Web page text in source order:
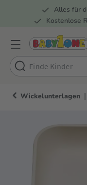
Zur Alles für
Kostenlose
Wickelunterlagen |